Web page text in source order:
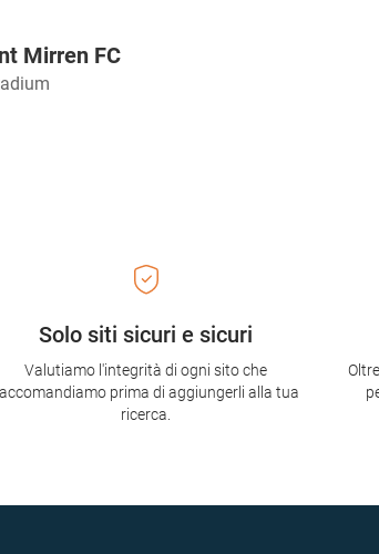
Mirren FC
Solo siti sicuri e sicuri
Valutiamo l'integrità di ogni sito che
prima di aggiungerli alla tua
ricerca.